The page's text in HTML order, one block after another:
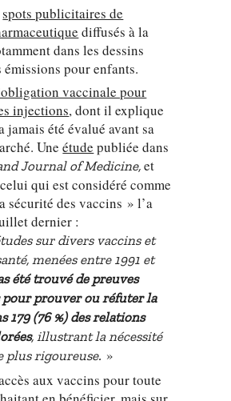
spots publicitaires de
diffusés à la
dans les dessins
émissions pour enfants.
vaccinale pour
injections, dont il explique
jamais été évalué avant sa
Uneétude publiée dans
Journal of Medicine, et
qui est considéré comme
sécurité des vaccins » l’a
dernier :
sur divers vaccins et
menées entre 1991 et
été trouvé de preuves
prouver ou réfuter la
179 (76 %) des relations
, illustrant la nécessité
plus rigoureuse. »
aux vaccins pour toute